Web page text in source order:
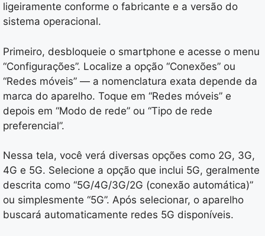
ligeiramente conforme o fabricante e a versão do
sistema operacional.
Primeiro, desbloqueie o smartphone e acesse o menu
“Configurações”. Localize a opção “Conexões” ou
“Redes móveis” — a nomenclatura exata depende da
marca do aparelho. Toque em “Redes móveis” e
depois em “Modo de rede” ou “Tipo de rede
preferencial”.
Nessa tela, você verá diversas opções como 2G, 3G,
4G e 5G. Selecione a opção que inclui 5G, geralmente
descrita como “5G/4G/3G/2G (conexão automática)”
ou simplesmente “5G”. Após selecionar, o aparelho
buscará automaticamente redes 5G disponíveis.